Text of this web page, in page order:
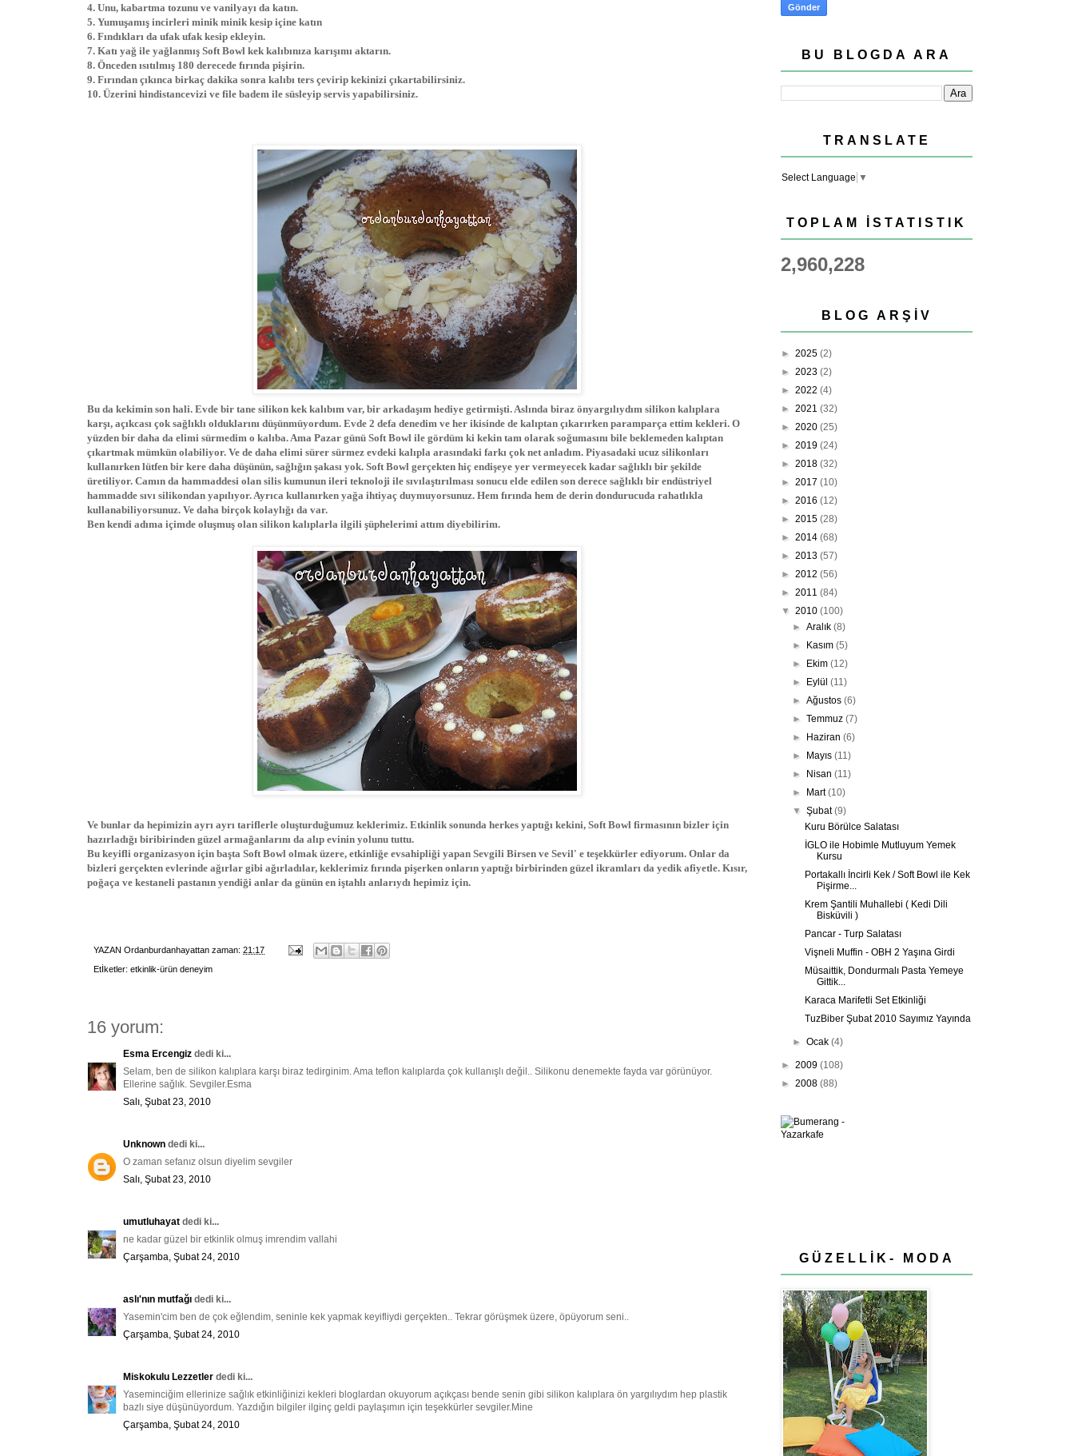
4. Unu, kabartma tozunu ve vanilyayı da katın.
5. Yumuşamış incirleri minik minik kesip içine katın
6. Fındıkları da ufak ufak kesip ekleyin.
7. Katı yağ ile yağlanmış Soft Bowl kek kalıbınıza karışımı aktarın.
8. Önceden ısıtılmış 180 derecede fırında pişirin.
9. Fırından çıkınca birkaç dakika sonra kalıbı ters çevirip kekinizi çıkartabilirsiniz.
10. Üzerini hindistancevizi ve file badem ile süsleyip servis yapabilirsiniz.
Bu da kekimin son hali. Evde bir tane silikon kek kalıbım var, bir arkadaşım hediye getirmişti. Aslında biraz önyargılıydım silikon kalıplara
karşı, açıkcası çok sağlıklı olduklarını düşünmüyordum. Evde 2 defa denedim ve her ikisinde de kalıptan çıkarırken paramparça ettim kekleri. O
yüzden bir daha da elimi sürmedim o kalıba. Ama Pazar günü Soft Bowl ile gördüm ki kekin tam olarak soğumasını bile beklemeden kalıptan
çıkartmak mümkün olabiliyor. Ve de daha elimi sürer sürmez evdeki kalıpla arasındaki farkı çok net anladım. Piyasadaki ucuz silikonları
kullanırken lütfen bir kere daha düşünün, sağlığın şakası yok. Soft Bowl gerçekten hiç endişeye yer vermeyecek kadar sağlıklı bir şekilde
üretiliyor. Camın da hammaddesi olan silis kumunun ileri teknoloji ile sıvılaştırılması sonucu elde edilen son derece sağlıklı bir endüstriyel
hammadde sıvı silikondan yapılıyor. Ayrıca kullanırken yağa ihtiyaç duymuyorsunuz. Hem fırında hem de derin dondurucuda rahatlıkla
kullanabiliyorsunuz. Ve daha birçok kolaylığı da var.
Ben kendi adıma içimde oluşmuş olan silikon kalıplarla ilgili şüphelerimi attım diyebilirim.
Ve bunlar da hepimizin ayrı ayrı tariflerle oluşturduğumuz keklerimiz. Etkinlik sonunda herkes yaptığı kekini, Soft Bowl firmasının bizler için
hazırladığı biribirinden güzel armağanlarını da alıp evinin yolunu tuttu.
Bu keyifli organizasyon için başta Soft Bowl olmak üzere, etkinliğe evsahipliği yapan Sevgili Birsen ve Sevil' e teşekkürler ediyorum. Onlar da
bizleri gerçekten evlerinde ağırlar gibi ağırladılar, keklerimiz fırında pişerken onların yaptığı birbirinden güzel ikramları da yedik afiyetle. Kısır,
poğaça ve kestaneli pastanın yendiği anlar da günün en iştahlı anlarıydı hepimiz için.
YAZAN Ordanburdanhayattan zaman: 21:17
Etİketler: etkinlik-ürün deneyim
16 yorum:
Esma Ercengiz dedi ki...
Selam, ben de silikon kalıplara karşı biraz tedirginim. Ama teflon kalıplarda çok kullanışlı değil.. Silikonu denemekte fayda var görünüyor.
Ellerine sağlık. Sevgiler.Esma
Salı, Şubat 23, 2010
Unknown dedi ki...
O zaman sefanız olsun diyelim sevgiler
Salı, Şubat 23, 2010
umutluhayat dedi ki...
ne kadar güzel bir etkinlik olmuş imrendim vallahi
Çarşamba, Şubat 24, 2010
aslı'nın mutfağı dedi ki...
Yasemin'cim ben de çok eğlendim, seninle kek yapmak keyifliydi gerçekten.. Tekrar görüşmek üzere, öpüyorum seni..
Çarşamba, Şubat 24, 2010
Miskokulu Lezzetler dedi ki...
Yaseminciğim ellerinize sağlık etkinliğinizi kekleri bloglardan okuyorum açıkçası bende senin gibi silikon kalıplara ön yargılıydım hep plastik
bazlı siye düşünüyordum. Yazdığın bilgiler ilginç geldi paylaşımın için teşekkürler sevgiler.Mine
Çarşamba, Şubat 24, 2010
BU BLOGDA ARA
TRANSLATE
Select Language ▼
TOPLAM İSTATISTIK
2,960,228
BLOG ARŞIV
► 2025 (2)
► 2023 (2)
► 2022 (4)
► 2021 (32)
► 2020 (25)
► 2019 (24)
► 2018 (32)
► 2017 (10)
► 2016 (12)
► 2015 (28)
► 2014 (68)
► 2013 (57)
► 2012 (56)
► 2011 (84)
▼ 2010 (100)
►Aralık(8)
► Kasım(5)
► Ekim(12)
► Eylül(11)
►Ağustos(6)
►Temmuz(7)
► Haziran(6)
► Mayıs(11)
► Nisan(11)
► Mart(10)
▼Şubat(9)
Kuru Börülce Salatası
İGLO ile Hobimle Mutluyum Yemek
Kursu
Portakallı İncirli Kek / Soft Bowl ile Kek
Pişirme...
Krem Şantili Muhallebi ( Kedi Dili
Bisküvili )
Pancar - Turp Salatası
Vişneli Muffin - OBH 2 Yaşına Girdi
Müsaittik, Dondurmalı Pasta Yemeye
Gittik...
Karaca Marifetli Set Etkinliği
TuzBiber Şubat 2010 Sayımız Yayında
►Ocak(4)
► 2009 (108)
► 2008 (88)
GÜZELLİK- MODA